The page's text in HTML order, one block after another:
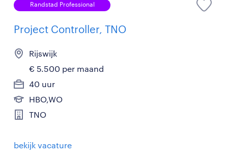
Randstad Professional
Project Controller, TNO
Rijswijk
€ 5.500 per maand
40 uur
HBO,WO
TNO
bekijk vacature